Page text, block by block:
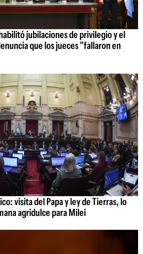
jubilaciones de privilegio y el
que los jueces "fallaron en
visita del Papa y ley de Tierras, lo
agridulce para Milei